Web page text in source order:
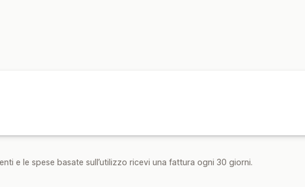
e le spese basate sull’utilizzo ricevi una fattura ogni 30 giorni.